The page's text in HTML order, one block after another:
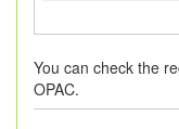
You can check the
OPAC.